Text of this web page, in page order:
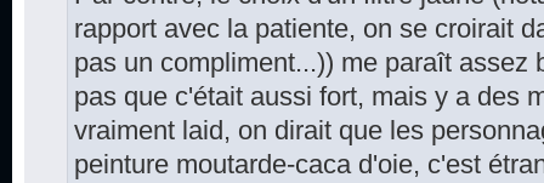
rapport avec la patiente, on se croirait
pas un compliment...)) me paraît assez
pas que c'était aussi fort, mais y a des
vraiment laid, on dirait que les
peinture moutarde-caca d'oie, c'est